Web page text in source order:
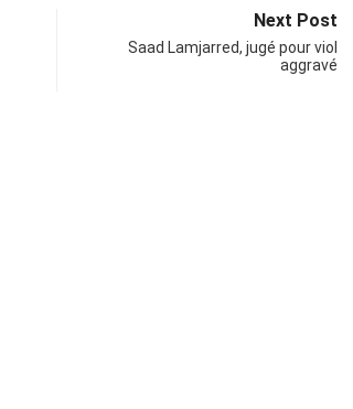
Next Post
Saad Lamjarred, jugé pour viol
aggravé